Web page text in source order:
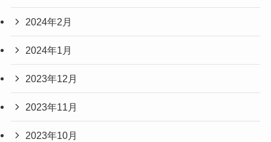
2024年2月
2024年1月
2023年12月
2023年11月
2023年10月